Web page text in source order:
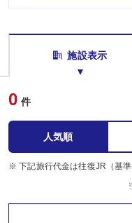
施設表示
0 件
人気順
※ 下記旅行代金は往復JR（基